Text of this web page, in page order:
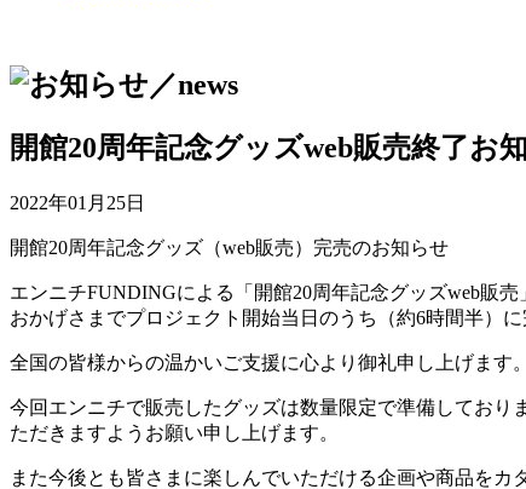
開館20周年記念グッズweb販売終了お
2022年01月25日
開館20周年記念グッズ（web販売）完売のお知らせ
エンニチFUNDINGによる「開館20周年記念グッズweb販
おかげさまでプロジェクト開始当日のうち（約6時間半）に
全国の皆様からの温かいご支援に心より御礼申し上げます
今回エンニチで販売したグッズは数量限定で準備してお
ただきますようお願い申し上げます。
また今後とも皆さまに楽しんでいただける企画や商品をカ